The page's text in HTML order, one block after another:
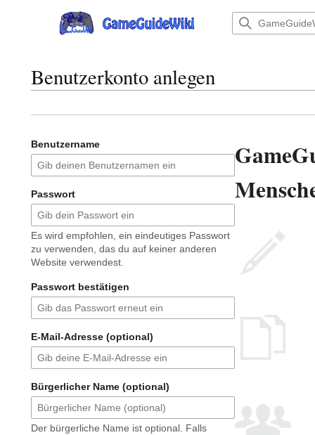
Hauptmenü
Benutzerkonto anlegen
Benutzername
Passwort
Es wird empfohlen, ein eindeutiges Passwort
zu verwenden, das du auf keiner anderen
Website verwendest.
Passwort bestätigen
E-Mail-Adresse (optional)
Bürgerlicher Name (optional)
Der bürgerliche Name ist optional. Falls